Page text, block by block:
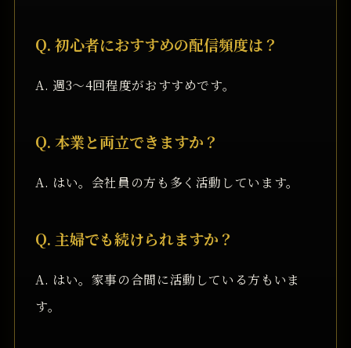
Q. 初心者におすすめの配信頻度は？
A. 週3〜4回程度がおすすめです。
Q. 本業と両立できますか？
A. はい。会社員の方も多く活動しています。
Q. 主婦でも続けられますか？
A. はい。家事の合間に活動している方もいま
す。